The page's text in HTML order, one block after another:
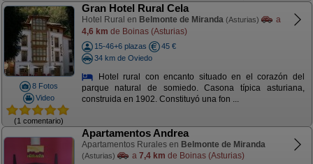
8 Fotos
Video
(1 comentario)
Gran Hotel Rural Cela
Hotel Rural en Belmonte de Miranda (Asturias)
a
4,6 km de Boinas (Asturias)
15-46+6 plazas
45 €
34 km de Oviedo
Hotel rural con encanto situado en el corazón del
parque natural de somiedo. Casona típica asturiana,
construida en 1902. Constituyó una fon ...
Apartamentos Andrea
Apartamentos Rurales en Belmonte de Miranda
(Asturias) a 7,4 km de Boinas (Asturias)